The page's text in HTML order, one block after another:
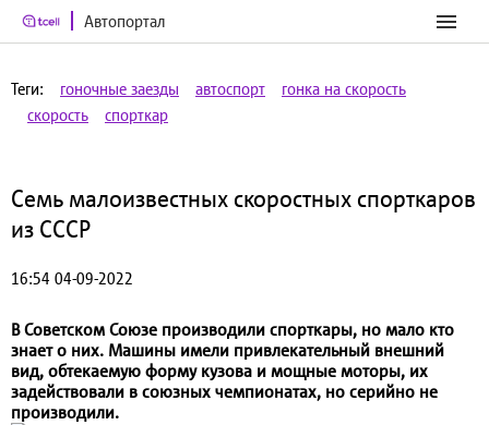
Автопортал
Теги: гоночные заезды автоспорт
гонка на скорость
скорость
спорткар
Семь малоизвестных скоростных спорткаров
из СССР
16:54 04-09-2022
В Советском Союзе производили спорткары, но мало кто
знает о них. Машины имели привлекательный внешний
вид, обтекаемую форму кузова и мощные моторы, их
задействовали в союзных чемпионатах, но серийно не
производили.